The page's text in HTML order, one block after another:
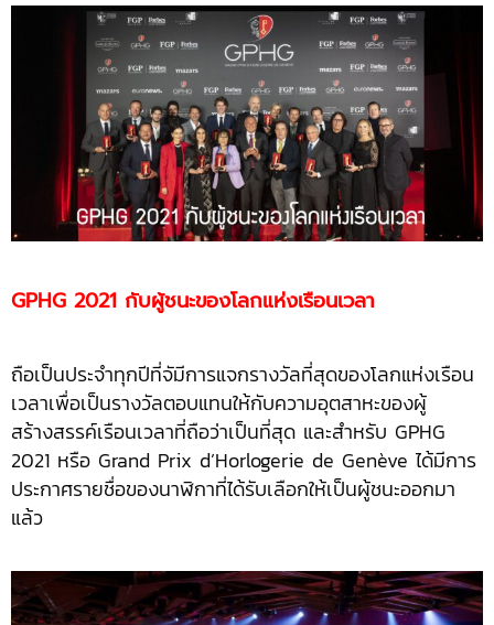
GPHG 2021 กับผู้ชนะของโลกแห่งเรือนเวลา
ถือเป็นประจำทุกปีที่จัมีการแจกรางวัลที่สุดของโลกแห่งเรือน
เวลาเพื่อเป็นรางวัลตอบแทนให้กับความอุตสาหะของผู้
สร้างสรรค์เรือนเวลาที่ถือว่าเป็นที่สุด และสำหรับ GPHG
2021 หรือ Grand Prix d’Horlogerie de Genève ได้มีการ
ประกาศรายชื่อของนาฬิกาที่ได้รับเลือกให้เป็นผู้ชนะออกมา
แล้ว